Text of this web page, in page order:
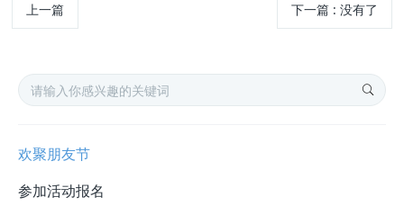
上一篇 下一篇: 没有了
欢聚朋友节
参加活动报名